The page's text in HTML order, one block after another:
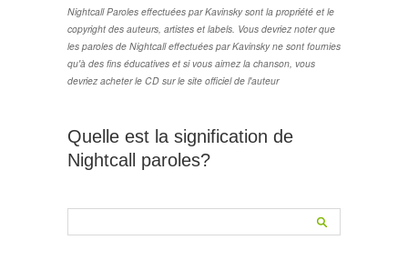
Nightcall Paroles effectuées par Kavinsky sont la propriété et le
copyright des auteurs, artistes et labels. Vous devriez noter que
les paroles de Nightcall effectuées par Kavinsky ne sont fournies
qu'à des fins éducatives et si vous aimez la chanson, vous
devriez acheter le CD sur le site officiel de l'auteur
Quelle est la signification de
Nightcall paroles?